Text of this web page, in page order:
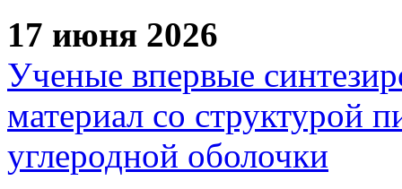
17 июня 2026
Ученые впервые
материал со структурой
углеродной оболочки